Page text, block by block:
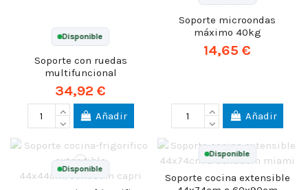
Disponible
Soporte con ruedas
multifuncional
34,92 €
Añadir
Soporte microondas
máximo 40kg
14,65 €
Añadir
Disponible
Disponible
Soporte cocina extensible